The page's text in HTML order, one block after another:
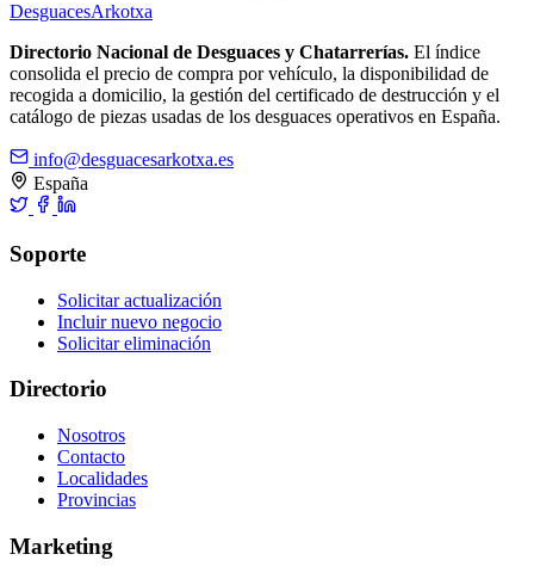
DesguacesArkotxa
Directorio Nacional de Desguaces y Chatarrerías. El índice
consolida el precio de compra por vehículo, la disponibilidad de
recogida a domicilio, la gestión del certificado de destrucción y el
catálogo de piezas usadas de los desguaces operativos en España.
info@desguacesarkotxa.es
España
Soporte
Solicitar actualización
Incluir nuevo negocio
Solicitar eliminación
Directorio
Nosotros
Contacto
Localidades
Provincias
Marketing